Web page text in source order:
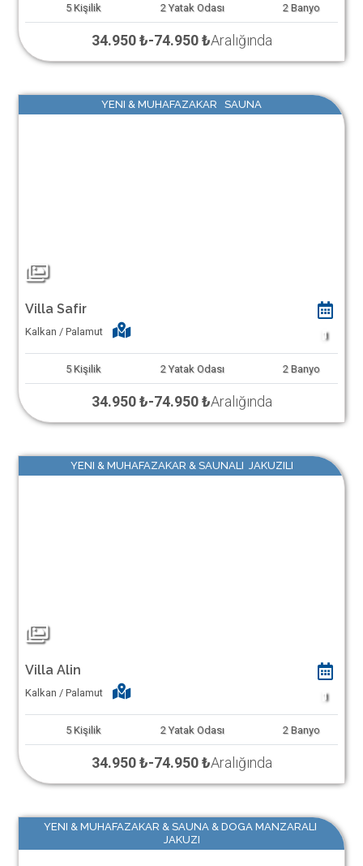
5 Kişilik 2 Yatak Odası 2 Banyo
34.950 ₺-74.950 ₺Aralığında
YENI & MUHAFAZAKAR SAUNA
Villa Safir
Kalkan / Palamut 1
5 Kişilik 2 Yatak Odası 2 Banyo
34.950 ₺-74.950 ₺Aralığında
YENI & MUHAFAZAKAR & SAUNALI JAKUZILI
Villa Alin
Kalkan / Palamut 1
5 Kişilik 2 Yatak Odası 2 Banyo
34.950 ₺-74.950 ₺Aralığında
YENI & MUHAFAZAKAR & SAUNA & DOGA MANZARALI
JAKUZI